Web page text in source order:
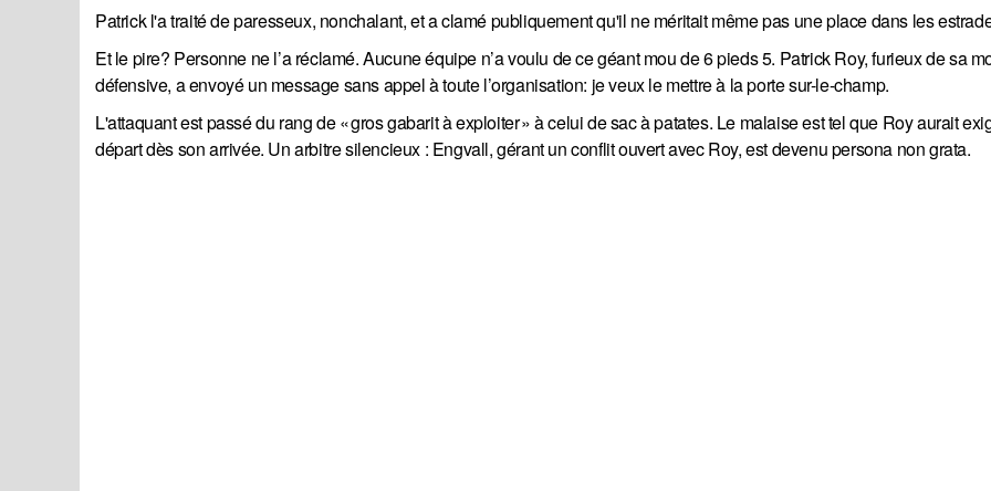
Patrick l'a traité de paresseux, nonchalant, et a clamé publiquement qu'il ne méritait même pas une place dans les
Et le pire? Personne ne l’a réclamé. Aucune équipe n’a voulu de ce géant mou de 6 pieds 5. Patrick Roy, furieux de sa
défensive, a envoyé un message sans appel à toute l’organisation: je veux le mettre à la porte sur-le-champ.
L'attaquant est passé du rang de « gros gabarit à exploiter » à celui de sac à patates. Le malaise est tel que Roy aurait
départ dès son arrivée. Un arbitre silencieux : Engvall, gérant un conflit ouvert avec Roy, est devenu persona non grata.